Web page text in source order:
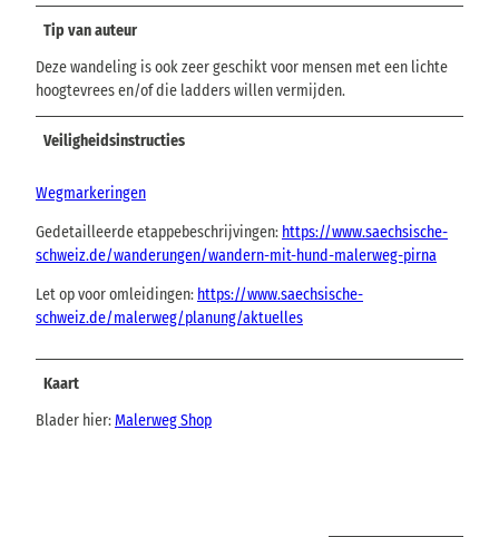
Tip van auteur
Deze wandeling is ook zeer geschikt voor mensen met een lichte
hoogtevrees en/of die ladders willen vermijden.
Veiligheidsinstructies
Wegmarkeringen
Gedetailleerde etappebeschrijvingen: https://www.saechsische-
schweiz.de/wanderungen/wandern-mit-hund-malerweg-pirna
Let op voor omleidingen: https://www.saechsische-
schweiz.de/malerweg/planung/aktuelles
Kaart
Blader hier:Malerweg Shop